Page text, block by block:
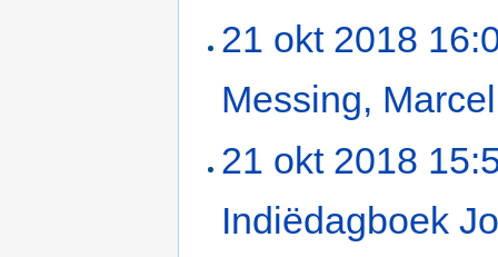
21 okt 2018
Messing,
21 okt 2018
Indiëdagboek